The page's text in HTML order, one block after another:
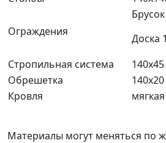
Ограждения
Доска
Стропильная система
140х45
Обрешетка
140х20
Кровля
мягкая
Материалы могут меняться по